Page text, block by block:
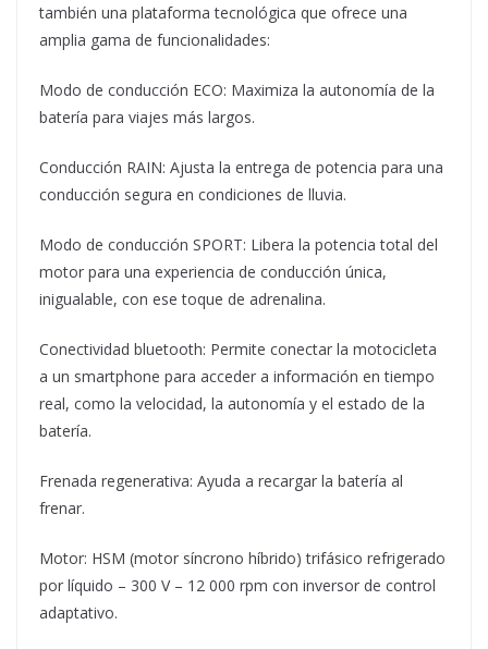
también una plataforma tecnológica que ofrece una
amplia gama de funcionalidades:
Modo de conducción ECO: Maximiza la autonomía de la
batería para viajes más largos.
Conducción RAIN: Ajusta la entrega de potencia para una
conducción segura en condiciones de lluvia.
Modo de conducción SPORT: Libera la potencia total del
motor para una experiencia de conducción única,
inigualable, con ese toque de adrenalina.
Conectividad bluetooth: Permite conectar la motocicleta
a un smartphone para acceder a información en tiempo
real, como la velocidad, la autonomía y el estado de la
batería.
Frenada regenerativa: Ayuda a recargar la batería al
frenar.
Motor: HSM (motor síncrono híbrido) trifásico refrigerado
por líquido – 300 V – 12 000 rpm con inversor de control
adaptativo.